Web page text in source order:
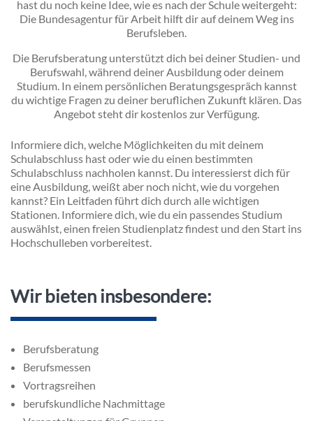
hast du noch keine Idee, wie es nach der Schule weitergeht:
Die Bundesagentur für Arbeit hilft dir auf deinem Weg ins
Berufsleben.
Die Berufsberatung unterstützt dich bei deiner Studien- und
Berufswahl, während deiner Ausbildung oder deinem
Studium. In einem persönlichen Beratungsgespräch kannst
du wichtige Fragen zu deiner beruflichen Zukunft klären. Das
Angebot steht dir kostenlos zur Verfügung.
Inhalt
Informiere dich, welche Möglichkeiten du mit deinem
Schulabschluss hast oder wie du einen bestimmten
Schulabschluss nachholen kannst. Du interessierst dich für
eine Ausbildung, weißt aber noch nicht, wie du vorgehen
kannst? Ein Leitfaden führt dich durch alle wichtigen
Stationen. Informiere dich, wie du ein passendes Studium
auswählst, einen freien Studienplatz findest und den Start ins
Hochschulleben vorbereitest.
Wir bieten insbesondere:
Berufsberatung
Berufsmessen
Vortragsreihen
berufskundliche Nachmittage